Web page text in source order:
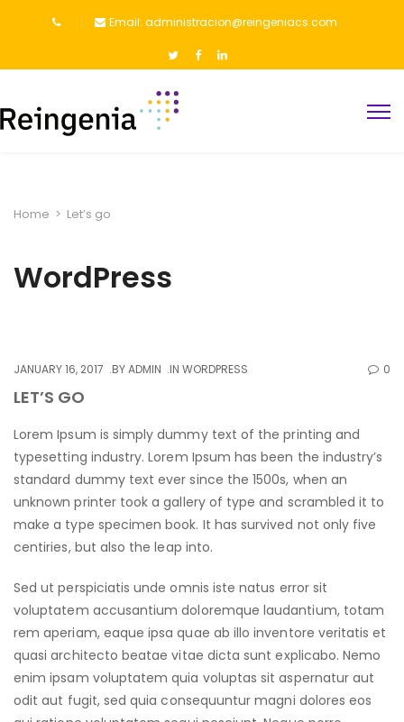
Email: administracion@reingeniacs.com
Home > Let’s go
WordPress
JANUARY 16, 2017 BYADMIN IN WORDPRESS 0
LET’S GO
Lorem Ipsum is simply dummy text of the printing and
typesetting industry. Lorem Ipsum has been the industry’s
standard dummy text ever since the 1500s, when an
unknown printer took a gallery of type and scrambled it to
make a type specimen book. It has survived not only five
centiries, but also the leap into.
Sed ut perspiciatis unde omnis iste natus error sit
voluptatem accusantium doloremque laudantium, totam
rem aperiam, eaque ipsa quae ab illo inventore veritatis et
quasi architecto beatae vitae dicta sunt explicabo. Nemo
enim ipsam voluptatem quia voluptas sit aspernatur aut
odit aut fugit, sed quia consequuntur magni dolores eos